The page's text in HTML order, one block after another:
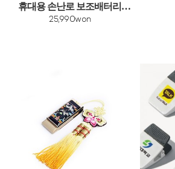
휴대용 손난로 보조배터리
WM501T [5000mAh]
25,990won